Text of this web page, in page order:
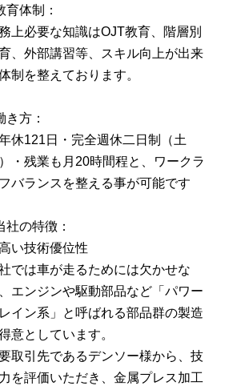
育体制：
上必要な知識はOJT教育、階層別
、外部講習等、スキル向上が出来
制を整えております。
き方：
年休121日・完全週休二日制（土
・残業も月20時間程と、ワークラ
バランスを整える事が可能です
社の特徴：
い技術優位性
では車が走るためには欠かせな
エンジンや駆動部品など「パワー
レイン系」と呼ばれる部品群の製造
意としています。
取引先であるデンソー様から、技
を評価いただき、金属プレス加工